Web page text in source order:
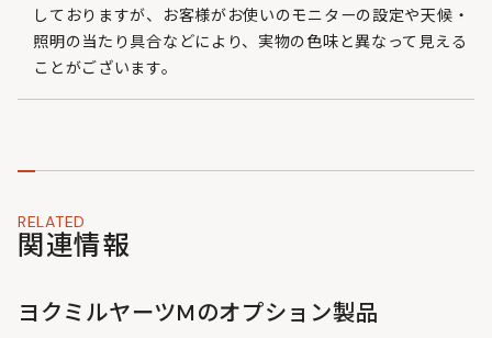
しておりますが、お客様がお使いのモニターの設定や天候・
照明の当たり具合などにより、実物の色味と異なって見える
ことがございます。
RELATED
関連情報
ヨクミルヤーツMのオプション製品